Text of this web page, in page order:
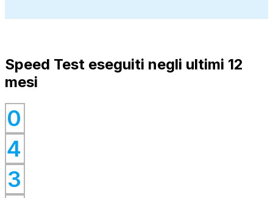
Speed Test eseguiti negli ultimi 12
mesi
0
0
4
0
3
0